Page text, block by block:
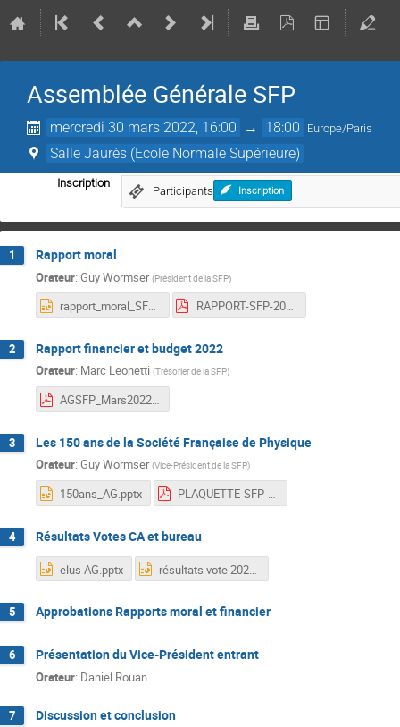
Assemblée Générale SFP
mercredi 30 mars 2022, 16:00 → 18:00 Europe/Paris
Salle Jaurès (Ecole Normale Supérieure)
Inscription
Participants Inscription
1 Rapport moral
Orateur: Guy Wormser (Président de la SFP)
rapport_moral_SFP.pptx RAPPORT-SFP-2021-HD.pdf
2 Rapport financier et budget 2022
Orateur: Marc Leonetti (Trésorier de la SFP)
AGSFP_Mars2022.pdf
3 Les 150 ans de la Société Française de Physique
Orateur: Guy Wormser (Vice-Président de la SFP)
150ans_AG.pptx PLAQUETTE-SFP-APPEL-DE-FONDS-150ANS-HD.pdf
4 Résultats Votes CA et bureau
elus AG.pptx
5 Approbations Rapports moral et financier
6 Présentation du Vice-Président entrant
Orateur: Daniel Rouan
7 Discussion et conclusion